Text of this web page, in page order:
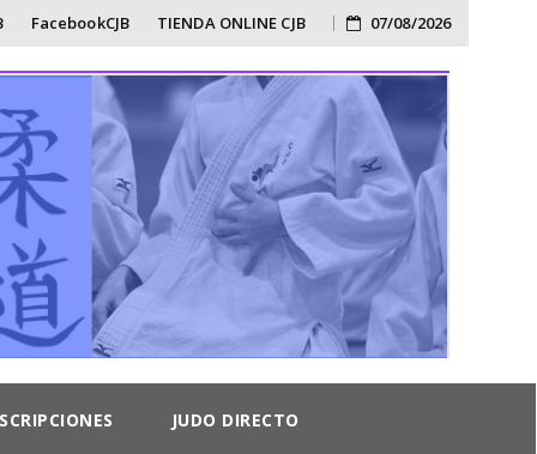
FacebookCJB TIENDA ONLINE CJB 07/08/2026
JUDO DIRECTO